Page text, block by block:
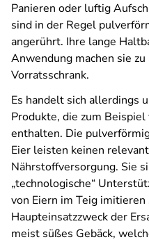
Panieren oder luftig
sind in der Regel
angerührt. Ihre lange
Anwendung machen sie
Vorratsschrank.
Es handelt sich allerdings
Produkte, die zum
enthalten. Die
Eier leisten keinen
Nährstoffversorgung. Sie
„technologische“
von Eiern im Teig
Haupteinsatzzweck der
meist süßes Gebäck,